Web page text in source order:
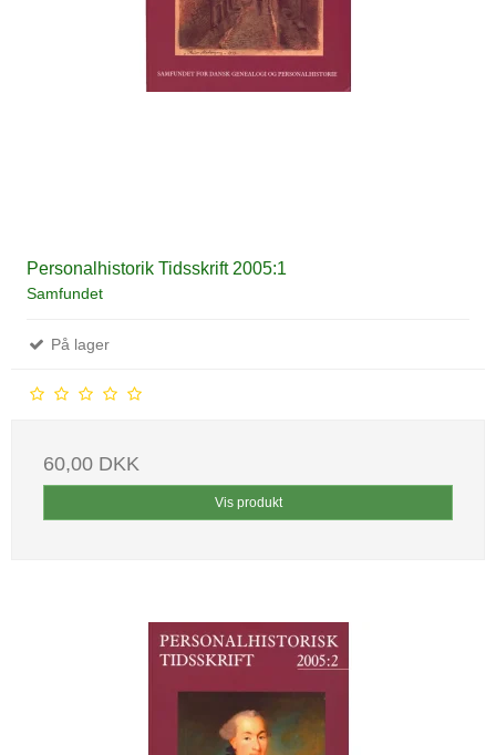
Personalhistorik Tidsskrift 2005:1
Samfundet
På lager
60,00 DKK
Vis produkt